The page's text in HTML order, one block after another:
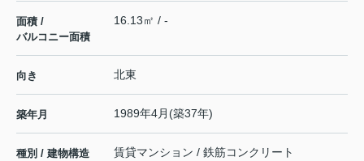
面積 /
バルコニー面積
16.13㎡ / -
向き 北東
築年月 1989年4月(築37年)
種別 / 建物構造 賃貸マンション / 鉄筋コンクリート